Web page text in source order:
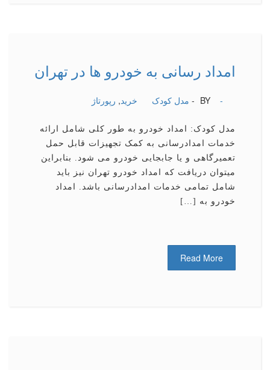
امداد رسانی به خودرو ها در تهران
BY - مدل کودک خرید, رپورتاژ -
مدل کودک: امداد خودرو به طور کلی شامل ارائه
خدمات امدادرسانی به کمک تجهیزات قابل حمل
تعمیرگاهی و یا جابجایی خودرو می شود. بنابراین
میتوان دریافت که امداد خودرو تهران نیز باید
شامل تمامی خدمات امدادرسانی باشد. امداد
خودرو به […]
Read More